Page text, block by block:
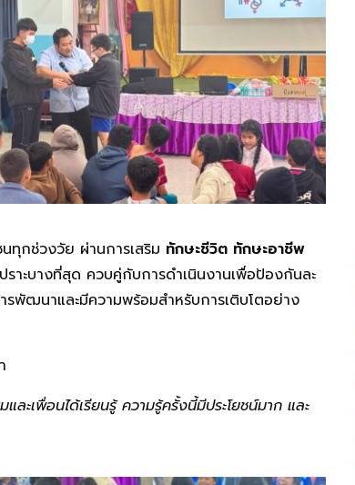
ทุกช่วงวัย ผ่านการเสริม ทักษะชีวิต ทักษะอาชีพ
ราะบางที่สุด ควบคู่กับการดำเนินงานเพื่อป้องกันละ
พัฒนาและมีความพร้อมสำหรับการเติบโตอย่าง
เพื่อนได้เรียนรู้ ความรู้ครั้งนี้มีประโยชน์มาก และ